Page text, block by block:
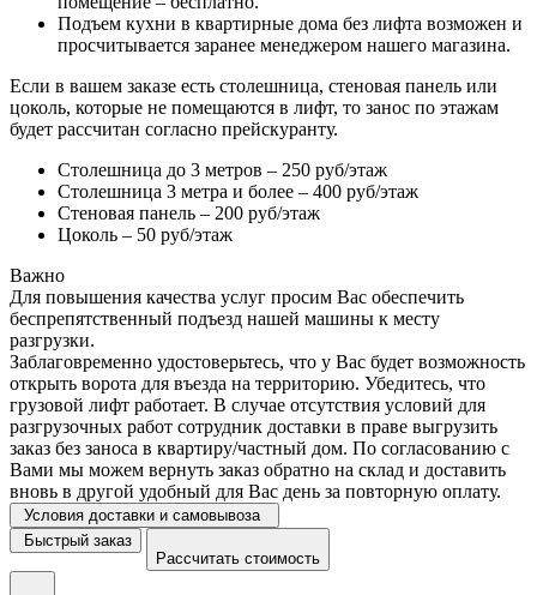
Подъем кухни в квартирные дома без лифта возможен и
просчитывается заранее менеджером нашего магазина.
Если в вашем заказе есть столешница, стеновая панель или
цоколь, которые не помещаются в лифт, то занос по этажам
будет рассчитан согласно прейскуранту.
Столешница до 3 метров – 250 руб/этаж
Столешница 3 метра и более – 400 руб/этаж
Стеновая панель – 200 руб/этаж
Цоколь – 50 руб/этаж
Важно
Для повышения качества услуг просим Вас обеспечить
беспрепятственный подъезд нашей машины к месту
разгрузки.
Заблаговременно удостоверьтесь, что у Вас будет возможность
открыть ворота для въезда на территорию. Убедитесь, что
грузовой лифт работает. В случае отсутствия условий для
разгрузочных работ сотрудник доставки в праве выгрузить
заказ без заноса в квартиру/частный дом. По согласованию с
Вами мы можем вернуть заказ обратно на склад и доставить
вновь в другой удобный для Вас день за повторную оплату.
Условия доставки и самовывоза
Быстрый заказ
Рассчитать стоимость